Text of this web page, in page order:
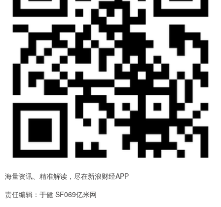
海量资讯、精准解读，尽在新浪财经APP
责任编辑：于健 SF069亿米网